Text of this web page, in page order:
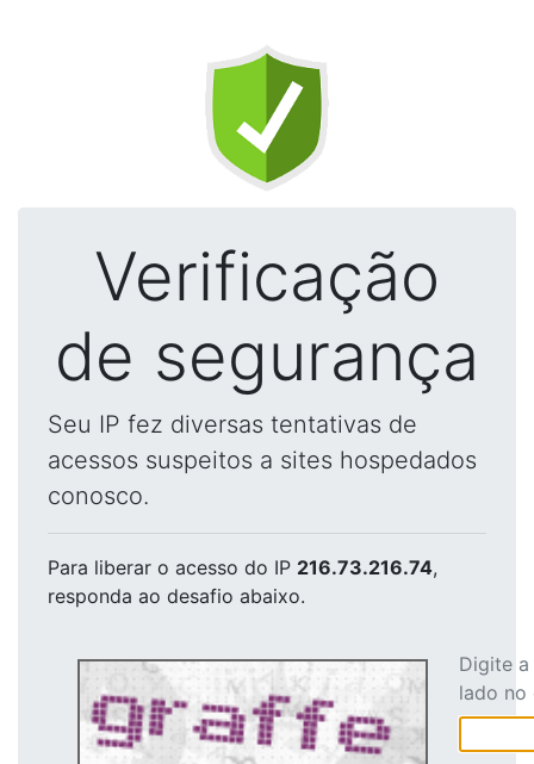
Verificação
de segurança
Seu IP fez diversas tentativas de
acessos suspeitos a sites hospedados
conosco.
Para liberar o acesso do IP 216.73.216.74,
responda ao desafio abaixo.
Digite
lado no